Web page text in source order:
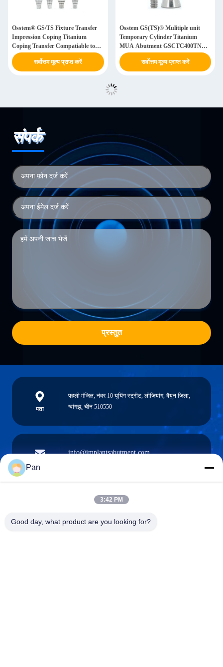
Osstem® GS/TS Fixture Transfer
Impression Coping Titanium
Coping Transfer Compatiable to
Mini & regular
सर्वोत्तम मूल्य प्राप्त करें
Osstem GS(TS)® Mulitiple unit
Temporary Cylinder Titanium
MUA Abutment GSCTC400TN
GSCTC480TN GSCTC500TN
सर्वोत्तम मूल्य प्राप्त करें
संपर्क
प्रस्तुत
पता
पहली मंजिल, नंबर 10 युयिंग स्ट्रीट, लीजियांग, बैयुन जिला,
ग्वांगझू, चीन 510550
ईमेल
info@implantsabutment.com
फ़ोन
Pan
3:42 PM
Good day, what product are you looking for?